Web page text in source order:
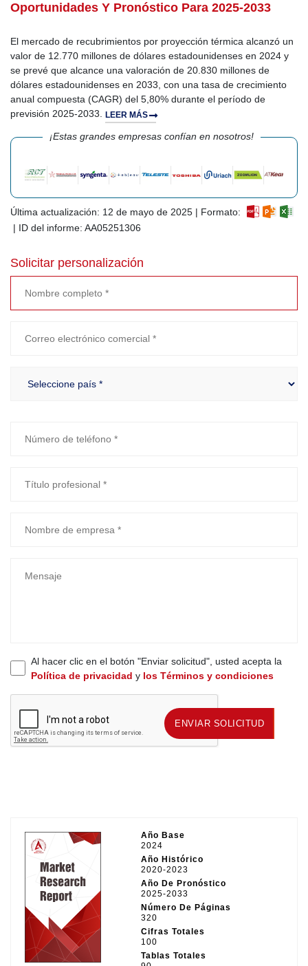
Oportunidades Y Pronóstico Para 2025-2033
El mercado de recubrimientos por proyección térmica alcanzó un
valor de 12.770 millones de dólares estadounidenses en 2024 y
se prevé que alcance una valoración de 20.830 millones de
dólares estadounidenses en 2033, con una tasa de crecimiento
anual compuesta (CAGR) del 5,80% durante el período de
previsión 2025-2033. LEER MÁS
¡Estas grandes empresas confían en nosotros!
Última actualización: 12 de mayo de 2025 | Formato:
| ID del informe: AA05251306
Solicitar personalización
Al hacer clic en el botón "Enviar solicitud", usted acepta la
Política de privacidad y los Términos y condiciones
ENVIAR SOLICITUD ENVIAR SOLICITUD
Año Base
2024
Año Histórico
2020-2023
Año De Pronóstico
2025-2033
Número De Páginas
320
Cifras Totales
100
Tablas Totales